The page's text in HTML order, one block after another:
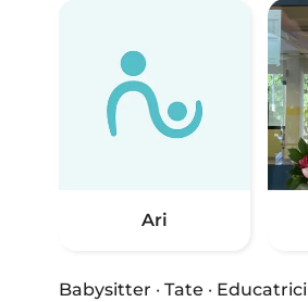
Ari
Babysitter · Tate · Educatrici